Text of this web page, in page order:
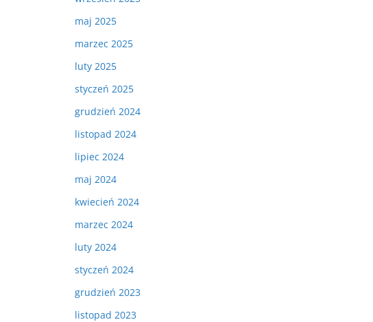
maj 2025
marzec 2025
luty 2025
styczeń 2025
grudzień 2024
listopad 2024
lipiec 2024
maj 2024
kwiecień 2024
marzec 2024
luty 2024
styczeń 2024
grudzień 2023
listopad 2023